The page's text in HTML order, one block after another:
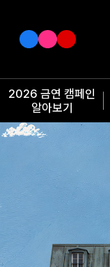
2026 금연 캠페인
알아보기